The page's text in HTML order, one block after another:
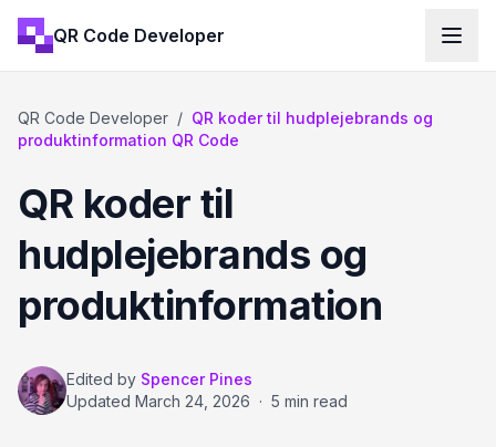
QR Code Developer
QR Code Developer / QR koder til hudplejebrands og
produktinformation QR Code
QR koder til
hudplejebrands og
produktinformation
Edited by Spencer Pines
Updated March 24, 2026 · 5 min read